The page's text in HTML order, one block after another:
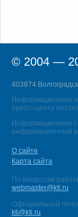
© 2004 —
403874
Информационное
пресс–центр
Информационное
информационный
О сайте
Карта сайта
По вопросам
webmaster@kti.ru
Официальный
kti@kti.ru